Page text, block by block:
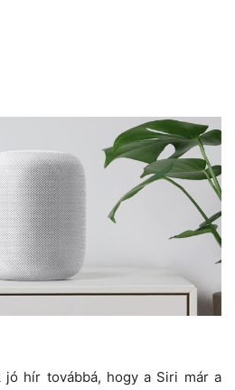
jó hír továbbá, hogy a Siri már a